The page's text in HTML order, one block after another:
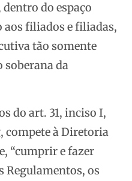
do espaço
aos filiados e filiadas,
tão somente
soberana da
do art. 31, inciso I,
compete à Diretoria
“cumprir e fazer
Regulamentos, os